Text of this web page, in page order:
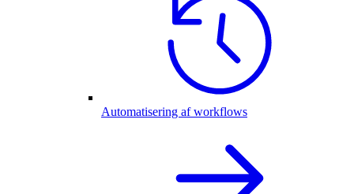
Automatisering af workflows